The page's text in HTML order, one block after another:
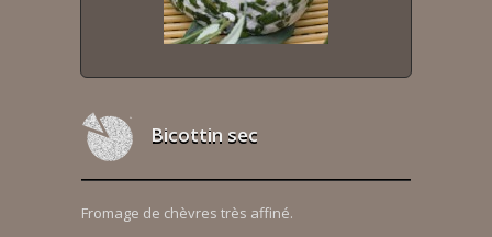
Bicottin sec
Fromage de chèvres très affiné.